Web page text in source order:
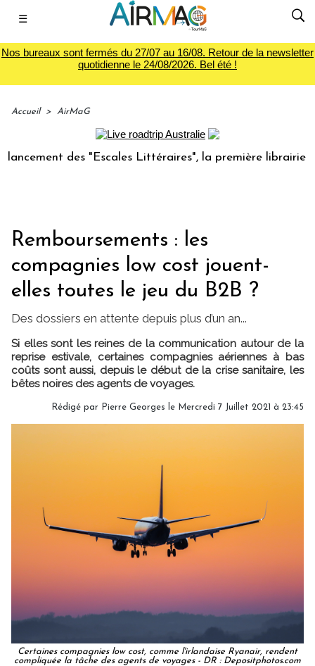
☰
Nos bureaux sont fermés du 27/07 au 16/08. Retour de la newsletter
quotidienne le 24/08/2026. Bel été !
Accueil > AirMaG
des "Escales Littéraires", la première librairie du
Remboursements : les
compagnies low cost jouent-
elles toutes le jeu du B2B ?
Des dossiers en attente depuis plus d’un an...
Si elles sont les reines de la communication autour de la
reprise estivale, certaines compagnies aériennes à bas
coûts sont aussi, depuis le début de la crise sanitaire, les
bêtes noires des agents de voyages.
Rédigé par Pierre Georges le Mercredi 7 Juillet 2021 à 23:45
Certaines compagnies low cost, comme l'irlandaise Ryanair, rendent
compliquée la tâche des agents de voyages - DR : Depositphotos.com